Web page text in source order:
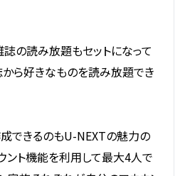
誌の読み放題もセットになって
ら好きなものを読み放題でき
できるのもU-NEXTの魅力の
ント機能を利用して最大4人で